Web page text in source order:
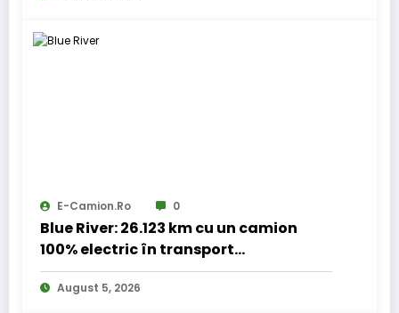
E-Camion.ro 0
Blue River: 26.123 km cu un camion
100% electric în transport
internațional
August 5, 2026